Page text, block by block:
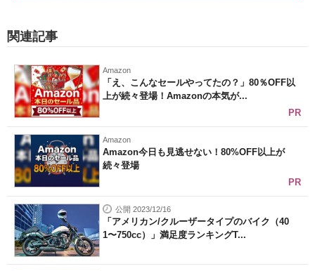
関連記事
Amazon
「え、こんなセールやってたの？」80％OFF以
上が続々登場！Amazonの本気が...
PR
Amazon
Amazon今日も見逃せない！80%OFF以上が
続々登場
PR
公開 2023/12/16
「アメリカン/クルーザータイプのバイク（40
1〜750cc）」満足度ランキングT...